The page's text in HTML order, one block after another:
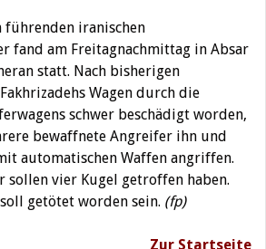
iranischen
fand am Freitagnachmittag in Absar
statt. Nach bisherigen
Wagen durch die
schwer beschädigt worden,
bewaffnete Angreifer ihn und
automatischen Waffen angriffen.
sollen vier Kugel getroffen haben.
getötet worden sein. (fp)
Zur Startseite